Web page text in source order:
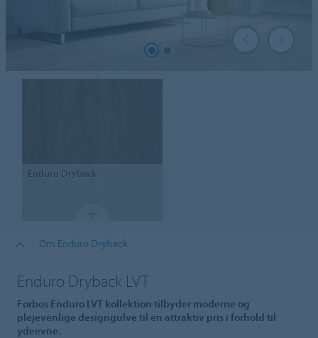
Enduro Dryback
Om Enduro Dryback
Enduro Dryback LVT
Forbos Enduro LVT kollektion tilbyder moderne og
plejevenlige designgulve til en attraktiv pris i forhold til
ydeevne.